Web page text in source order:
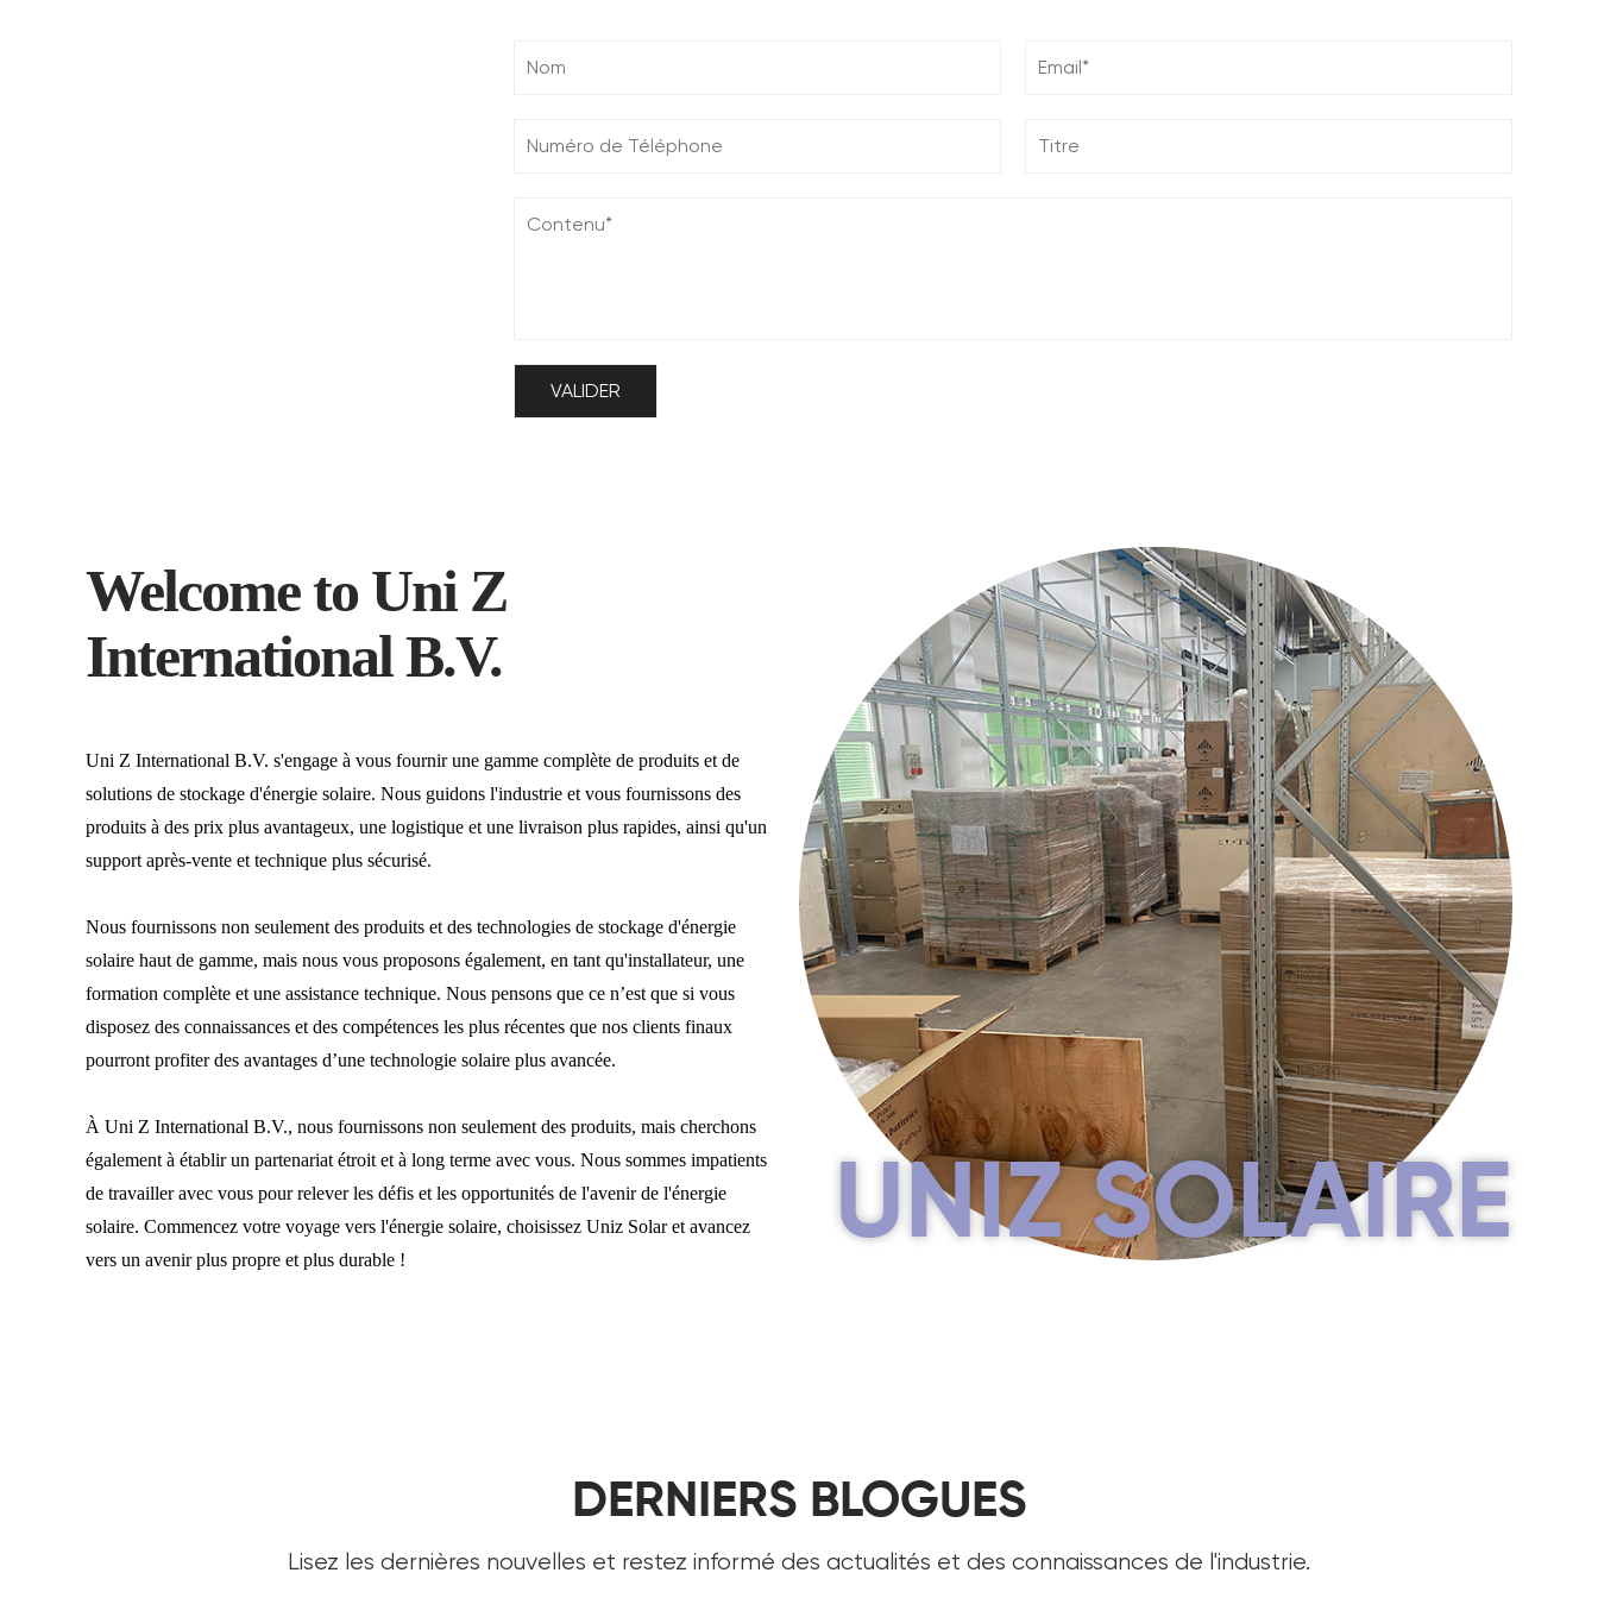
Welcome to Uni Z
International B.V.
Uni Z International B.V. s'engage à vous fournir une gamme complète de produits et de
solutions de stockage d'énergie solaire. Nous guidons l'industrie et vous fournissons des
produits à des prix plus avantageux, une logistique et une livraison plus rapides, ainsi qu'un
support après-vente et technique plus sécurisé.
Nous fournissons non seulement des produits et des technologies de stockage d'énergie
solaire haut de gamme, mais nous vous proposons également, en tant qu'installateur, une
formation complète et une assistance technique. Nous pensons que ce n’est que si vous
disposez des connaissances et des compétences les plus récentes que nos clients finaux
pourront profiter des avantages d’une technologie solaire plus avancée.
À Uni Z International B.V., nous fournissons non seulement des produits, mais cherchons
également à établir un partenariat étroit et à long terme avec vous. Nous sommes impatients
de travailler avec vous pour relever les défis et les opportunités de l'avenir de l'énergie
solaire. Commencez votre voyage vers l'énergie solaire, choisissez Uniz Solar et avancez
vers un avenir plus propre et plus durable !
UNIZ SOLAIRE
DERNIERS BLOGUES
Lisez les dernières nouvelles et restez informé des actualités et des connaissances de l'industrie.